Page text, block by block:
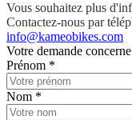
Vous souhaitez plus
Contactez-nous par
info@kameobikes.com
Votre demande
Prénom *
Nom *